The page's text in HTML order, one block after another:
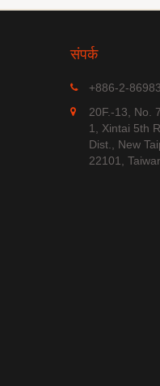
संपर्क
+886-2-
20F.-13, No.
1, Xintai 5th
Dist., New
22101,